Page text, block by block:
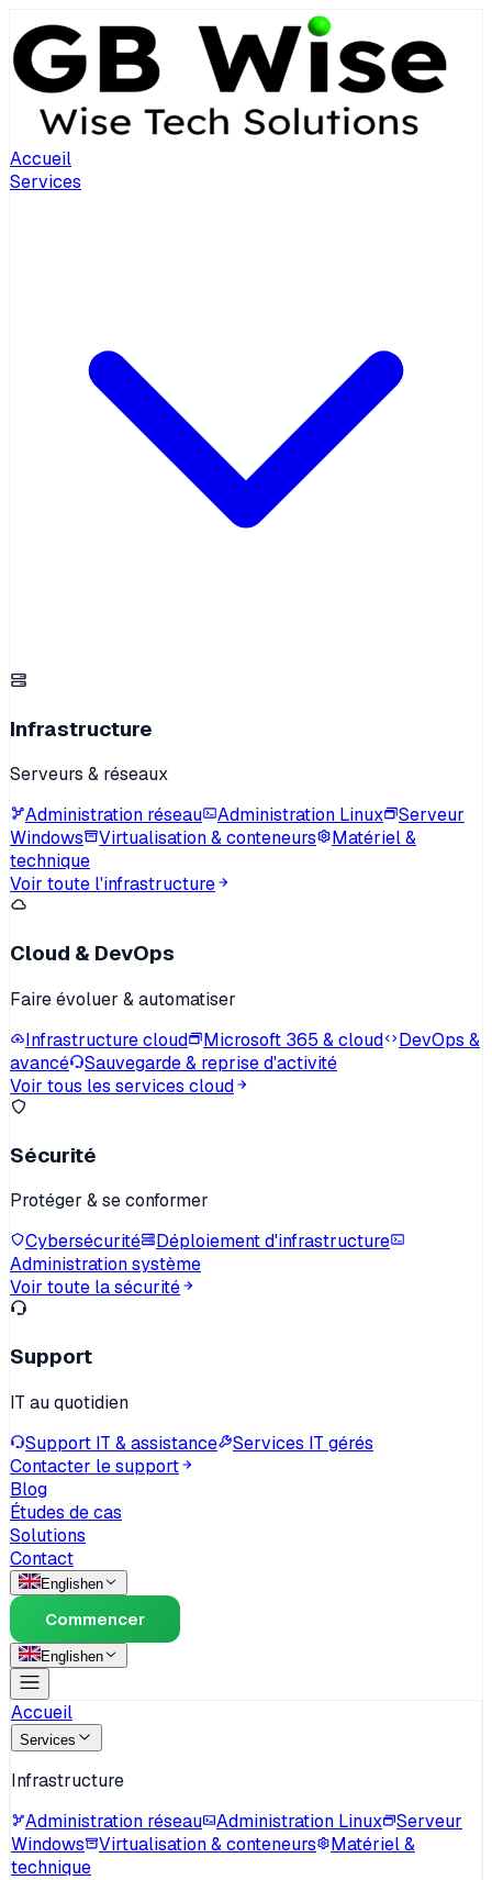
Accueil
Services
Infrastructure
Serveurs & réseaux
Administration réseau
Administration Linux
Serveur
Windows
Virtualisation & conteneurs
Matériel &
technique
Voir toute l'infrastructure
Cloud & DevOps
Faire évoluer & automatiser
Infrastructure cloud
Microsoft 365 & cloud
DevOps &
avancé
Sauvegarde & reprise d'activité
Voir tous les services cloud
Sécurité
Protéger & se conformer
Cybersécurité
Déploiement d'infrastructure
Administration système
Voir toute la sécurité
Support
IT au quotidien
Support IT & assistance
Services IT gérés
Contacter le support
Blog
Études de cas
Solutions
Contact
Englishen
Commencer
Englishen
Accueil
Services
Infrastructure
Administration réseau
Administration Linux
Serveur
Windows
Virtualisation & conteneurs
Matériel &
technique